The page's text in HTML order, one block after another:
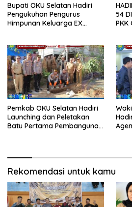
Bupati OKU Selatan Hadiri
Pengukuhan Pengurus
Himpunan Keluarga EX
2026–2031 Lampung Periode
2026
54
PKK
2045
Pemkab OKU Selatan Hadiri
Launching dan Peletakan
Batu Pertama Pembangunan
TA
Rekomendasi untuk kamu